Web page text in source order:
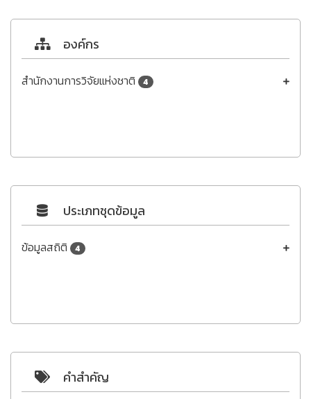
องค์กร
สำนักงานการวิจัยแห่งชาติ 4
ประเภทชุดข้อมูล
ข้อมูลสถิติ 4
คำสำคัญ